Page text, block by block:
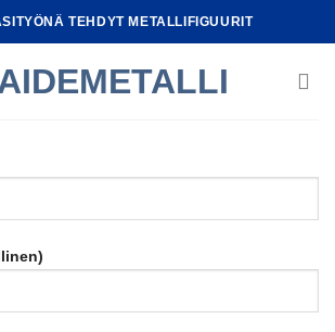
TEHDYT METALLIFIGUURIT